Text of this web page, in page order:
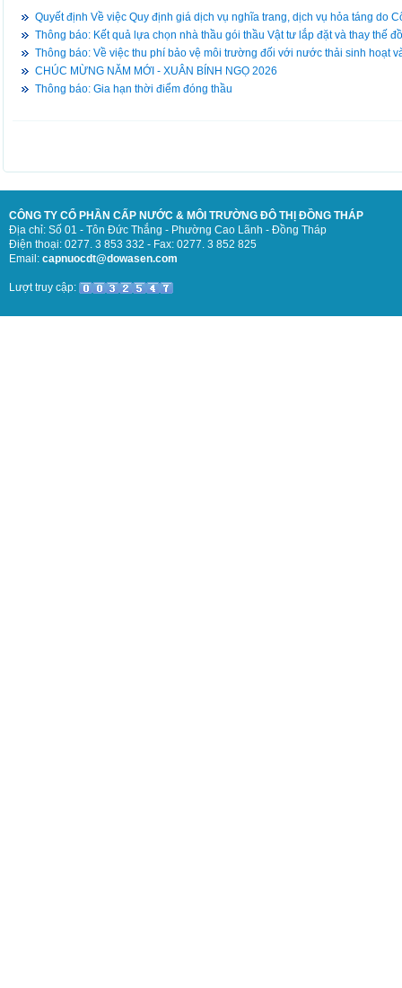
Quyết định Về việc Quy định giá dịch vụ nghĩa trang, dịch vụ hỏa táng do
Thông báo: Kết quả lựa chọn nhà thầu gói thầu Vật tư lắp đặt và thay thế
Thông báo: Về việc thu phí bảo vệ môi trường đối với nước thải sinh hoạt
CHÚC MỪNG NĂM MỚI - XUÂN BÍNH NGỌ 2026
Thông báo: Gia hạn thời điểm đóng thầu
CÔNG TY CỔ PHẦN CẤP NƯỚC & MÔI TRƯỜNG ĐÔ THỊ ĐỒNG THÁP
Địa chỉ: Số 01 - Tôn Đức Thắng - Phường Cao Lãnh - Đồng Tháp
Điện thoại: 0277. 3 853 332 - Fax: 0277. 3 852 825
Email: capnuocdt@dowasen.com
Lượt truy cập: